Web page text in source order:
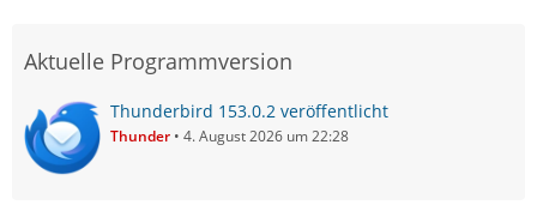
Aktuelle Programmversion
Thunderbird 153.0.2 veröffentlicht
Thunder 4. August 2026 um 22:28